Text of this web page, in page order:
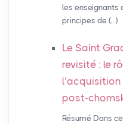
les enseignants
principes de (…)
Le Saint
revisité : le
l’acquisition
post-
Résumé Dans